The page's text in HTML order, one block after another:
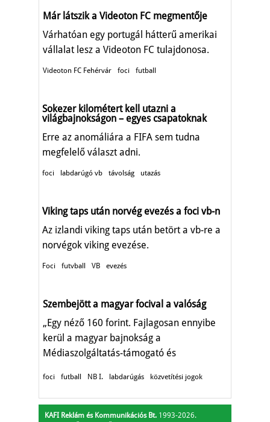
Már látszik a Videoton FC megmentője
Várhatóan egy portugál hátterű amerikai
vállalat lesz a Videoton FC tulajdonosa.
Videoton FC Fehérvár foci futball
Sokezer kilométert kell utazni a
világbajnokságon – egyes csapatoknak
Erre az anomáliára a FIFA sem tudna
megfelelő választ adni.
foci labdarúgó vb távolság utazás
Viking taps után norvég evezés a foci vb-n
Az izlandi viking taps után betört a vb-re a
norvégok viking evezése.
Foci futvball VB evezés
Szembejött a magyar focival a valóság
„Egy néző 160 forint. Fajlagosan ennyibe
kerül a magyar bajnokság a
Médiaszolgáltatás-támogató és
foci futball NB I. labdarúgás közvetítési jogok
KAFI Reklám és Kommunikációs Bt. 1993-2026.